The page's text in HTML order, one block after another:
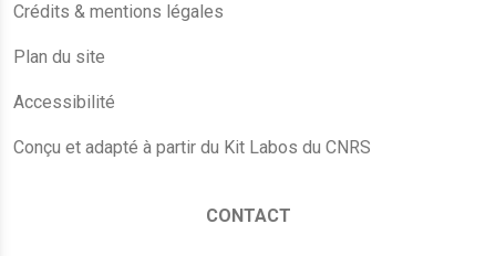
Crédits & mentions légales
Plan du site
Accessibilité
Conçu et adapté à partir du Kit Labos du CNRS
CONTACT